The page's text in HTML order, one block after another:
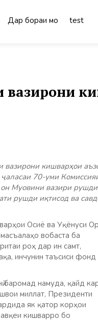
Дар бораи мо test
вазирони
кишварҳои
70-уми
Муовини вазири рушди
рушди иқтисод ва
Осиё ва Уқёнуси
вобаста ба
роҳ дар ин самт,
инчунин таъсиси фонд
баромад намуда, қайд
миллат, Президенти
як қатор корҳои
кишварро бо